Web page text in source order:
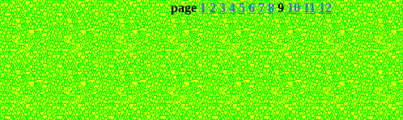
page1 2 3 4 5 6 7 8910 11 12